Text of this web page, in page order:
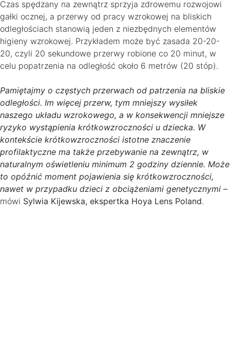
Czas spędzany na zewnątrz sprzyja zdrowemu rozwojowi
gałki ocznej, a przerwy od pracy wzrokowej na bliskich
odległościach stanowią jeden z niezbędnych elementów
higieny wzrokowej. Przykładem może być zasada 20-20-
20, czyli 20 sekundowe przerwy robione co 20 minut, w
celu popatrzenia na odległość około 6 metrów (20 stóp).
Pamiętajmy o częstych przerwach od patrzenia na bliskie
odległości. Im więcej przerw, tym mniejszy wysiłek
naszego układu wzrokowego, a w konsekwencji mniejsze
ryzyko wystąpienia krótkowzroczności u dziecka. W
kontekście krótkowzroczności istotne znaczenie
profilaktyczne ma także przebywanie na zewnątrz, w
naturalnym oświetleniu minimum 2 godziny dziennie. Może
to opóźnić moment pojawienia się krótkowzroczności,
nawet w przypadku dzieci z obciążeniami genetycznymi –
mówi Sylwia Kijewska, ekspertka Hoya Lens Poland.